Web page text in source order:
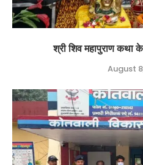
श्री शिव महापुराण कथा
August